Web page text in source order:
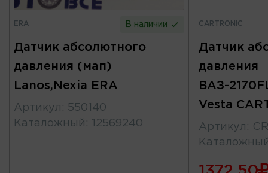
ERA В наличии
Датчик абсолютного
давления (мап)
Lanos,Nexia ERA
Артикул : 550140
Каталожный : 12569240
CARTRONIC
Датчик
давления
ВАЗ-
Vesta
Артикул :